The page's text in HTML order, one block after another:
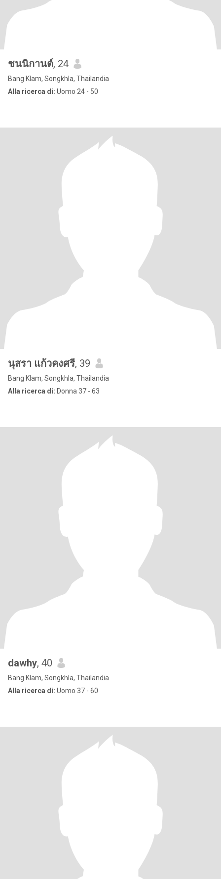
ชนนิกานต์, 24
Bang Klam, Songkhla, Thailandia
Alla ricerca di: Uomo 24 - 50
นุสรา แก้วคงศรี, 39
Bang Klam, Songkhla, Thailandia
Alla ricerca di: Donna 37 - 63
dawhy, 40
Bang Klam, Songkhla, Thailandia
Alla ricerca di: Uomo 37 - 60